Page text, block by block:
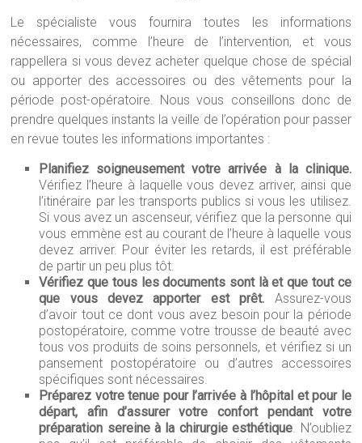
Le spécialiste vous fournira toutes les informations
nécessaires, comme l’heure de l’intervention, et vous
rappellera si vous devez acheter quelque chose de spécial
ou apporter des accessoires ou des vêtements pour la
période post-opératoire. Nous vous conseillons donc de
prendre quelques instants la veille de l’opération pour passer
en revue toutes les informations importantes :
Planifiez soigneusement votre arrivée à la clinique.
Vérifiez l’heure à laquelle vous devez arriver, ainsi que
l’itinéraire par les transports publics si vous les utilisez.
Si vous avez un ascenseur, vérifiez que la personne qui
vous emmène est au courant de l’heure à laquelle vous
devez arriver. Pour éviter les retards, il est préférable
de partir un peu plus tôt.
Vérifiez que tous les documents sont là et que tout ce
que vous devez apporter est prêt. Assurez-vous
d’avoir tout ce dont vous avez besoin pour la période
postopératoire, comme votre trousse de beauté avec
tous vos produits de soins personnels, et vérifiez si un
pansement postopératoire ou d’autres accessoires
spécifiques sont nécessaires.
Préparez votre tenue pour l’arrivée à l’hôpital et pour le
départ, afin d’assurer votre confort pendant votre
préparation sereine à la chirurgie esthétique . N’oubliez